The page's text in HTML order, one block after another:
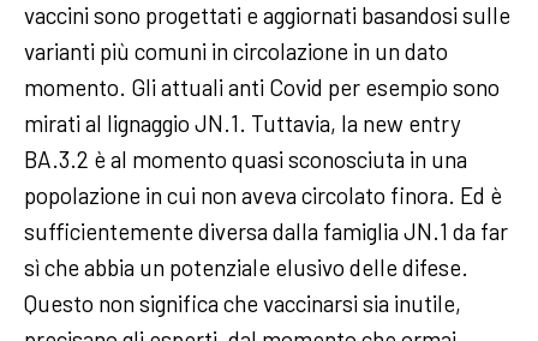
vaccini sono progettati e aggiornati basandosi sulle
varianti più comuni in circolazione in un dato
momento. Gli attuali anti Covid per esempio sono
mirati al lignaggio JN.1. Tuttavia, la new entry
BA.3.2 è al momento quasi sconosciuta in una
popolazione in cui non aveva circolato finora. Ed è
sufficientemente diversa dalla famiglia JN.1 da far
sì che abbia un potenziale elusivo delle difese.
Questo non significa che vaccinarsi sia inutile,